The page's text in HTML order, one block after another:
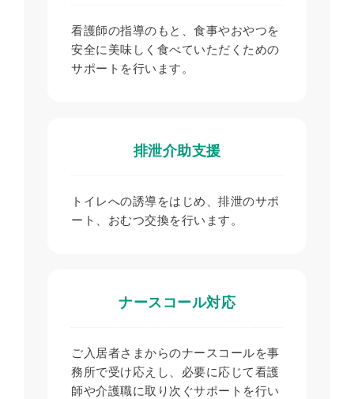
看護師の指導のもと、食事やおやつを
安全に美味しく食べていただくための
サポートを行います。
排泄介助支援
トイレへの誘導をはじめ、排泄のサポ
ート、おむつ交換を行います。
ナースコール対応
ご入居者さまからのナースコールを事
務所で受け応えし、必要に応じて看護
師や介護職に取り次ぐサポートを行い